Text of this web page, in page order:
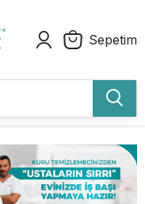
Sepetim